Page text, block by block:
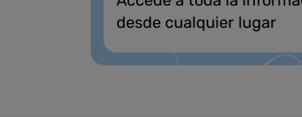
desde cualquier lugar